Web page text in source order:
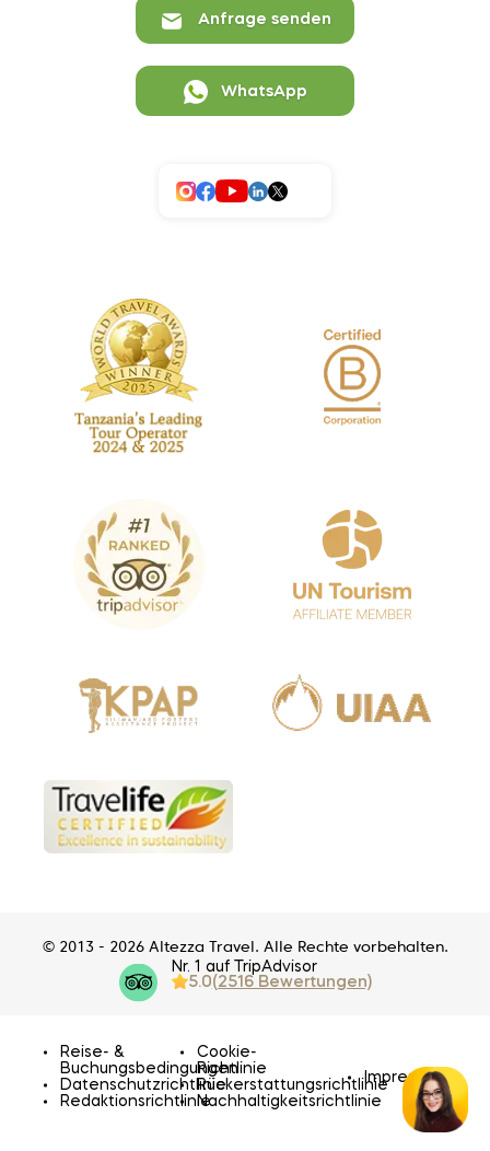
Anfrage senden
WhatsApp
© 2013 - 2026 Altezza Travel. Alle Rechte vorbehalten.
Nr. 1 auf TripAdvisor
5.0(2516 Bewertungen)
Reise- &
Buchungsbedingungen
Cookie-
Richtlinie
DatenschutzrichtlinieRückerstattungsrichtlinie
RedaktionsrichtlinieNachhaltigkeitsrichtlinie
Impressum